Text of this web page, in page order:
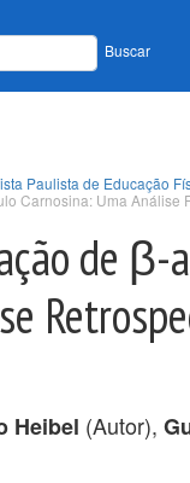
Buscar
Paulista de Educação
Carnosina: Uma Análise
de
Heibel (Autor),